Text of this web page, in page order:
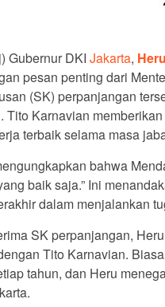
Gubernur DKI Jakarta,
pesan penting dari
(SK) perpanjangan
Tito Karnavian
terbaik selama masa
bahwa
baik saja.” Ini
dalam menjalankan
SK perpanjangan,
Tito Karnavian.
tahun, dan Heru